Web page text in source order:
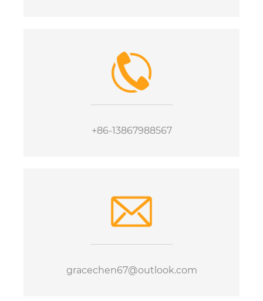
+86-13867988567
gracechen67@outlook.com